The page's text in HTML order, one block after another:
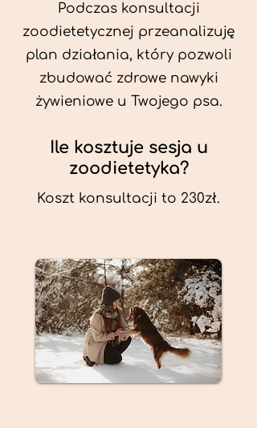
Podczas konsultacji
zoodietetycznej przeanalizuję
plan działania, który pozwoli
zbudować zdrowe nawyki
żywieniowe u Twojego psa.
Ile kosztuje sesja u
zoodietetyka?
Koszt konsultacji to 230zł.